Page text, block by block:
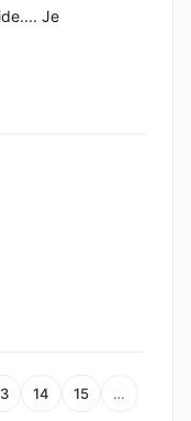
Je
14 15 …